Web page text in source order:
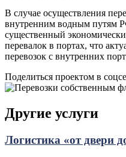
В случае осуществления
внутренним водным путям
существенный
перевалок в портах, что
перевозок с внутренних
Поделиться проектом в
Другие услуги
Логистика «от двери